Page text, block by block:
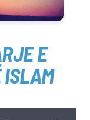
E
ISLAM